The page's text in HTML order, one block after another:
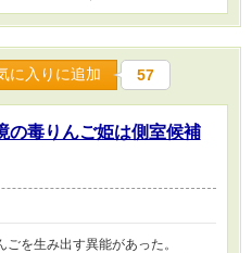
に入りに追加 57
の毒りんご姫は側室候補
を生み出す異能があった。